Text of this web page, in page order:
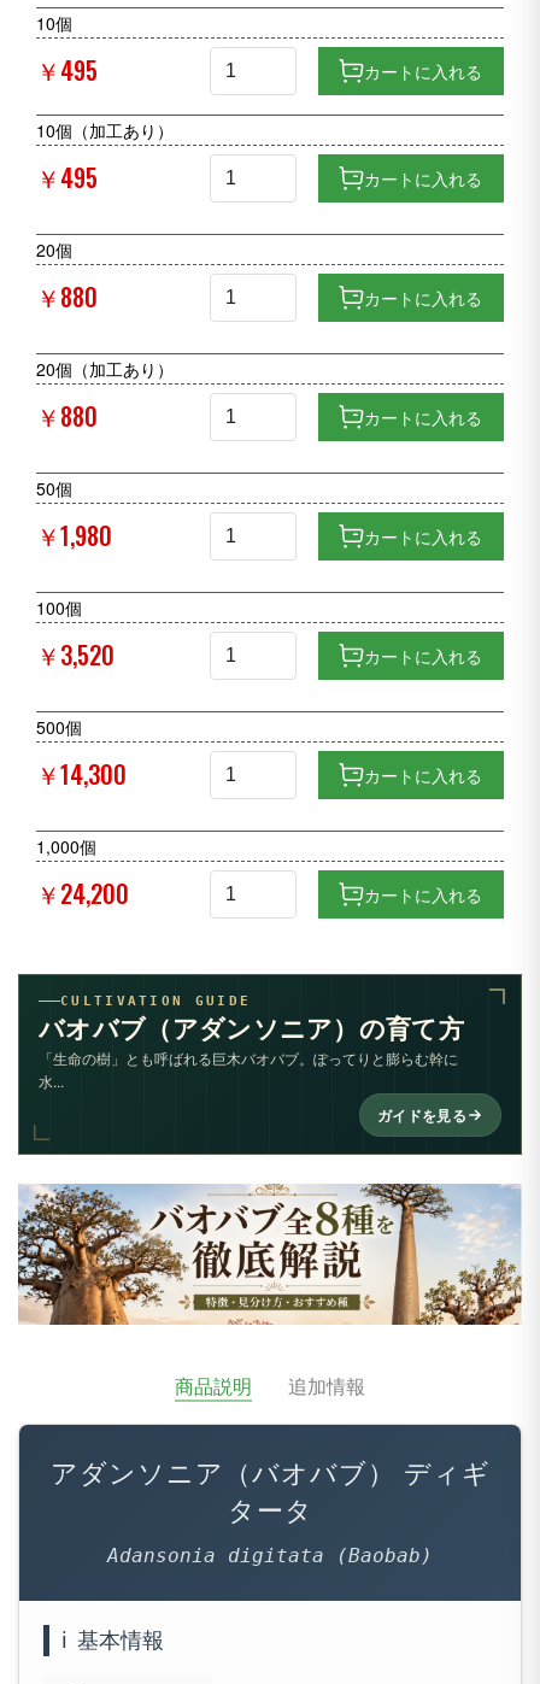
10個
￥495 カートに入れる
10個（加工あり）
￥495 カートに入れる
20個
￥880 カートに入れる
20個（加工あり）
￥880 カートに入れる
50個
￥1,980 カートに入れる
100個
￥3,520 カートに入れる
500個
￥14,300 カートに入れる
1,000個
￥24,200 カートに入れる
CULTIVATION GUIDE
バオバブ（アダンソニア）の育て方
「生命の樹」とも呼ばれる巨木バオバブ。ぽってりと膨らむ幹に
水...
ガイドを見る
商品説明 追加情報
アダンソニア（バオバブ） ディギ
タータ
Adansonia digitata (Baobab)
ℹ️ 基本情報